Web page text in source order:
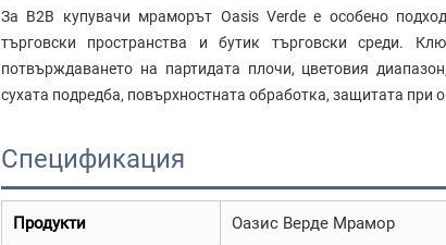
За B2B купувачи мраморът Oasis Verde е особено
търговски пространства и бутик търговски среди.
потвърждаването на партидата плочи, цветовия
сухата подредба, повърхностната обработка, защитата при
Спецификация
Продукти Оазис Верде Мрамор